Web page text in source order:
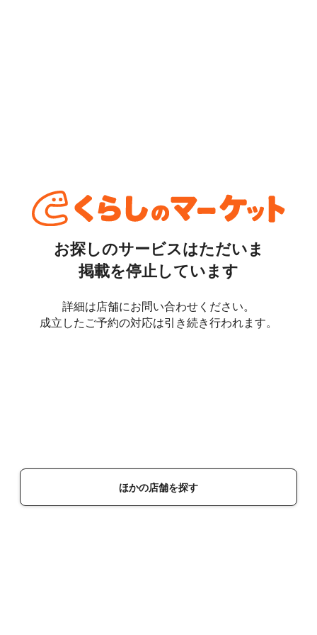
お探しのサービスはただいま
掲載を停止しています
詳細は店舗にお問い合わせください。
成立したご予約の対応は引き続き行われます。
ほかの店舗を探す